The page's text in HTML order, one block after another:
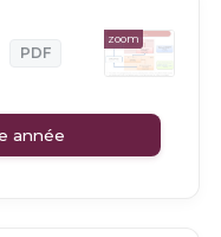
PDF
zoom
année